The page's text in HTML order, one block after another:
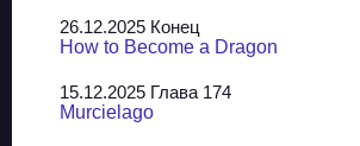
26.12.2025 Конец
How to Become a Dragon
15.12.2025 Глава 174
Murcielago